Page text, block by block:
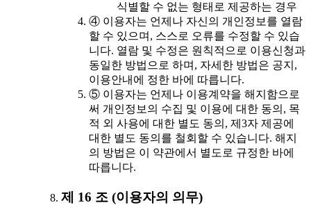
식별할 수 없는 형태로 제공하는 경우
④ 이용자는 언제나 자신의 개인정보를 열람
할 수 있으며, 스스로 오류를 수정할 수 있습
니다. 열람 및 수정은 원칙적으로 이용신청과
동일한 방법으로 하며, 자세한 방법은 공지,
이용안내에 정한 바에 따릅니다.
⑤ 이용자는 언제나 이용계약을 해지함으로
써 개인정보의 수집 및 이용에 대한 동의, 목
적 외 사용에 대한 별도 동의, 제3자 제공에
대한 별도 동의를 철회할 수 있습니다. 해지
의 방법은 이 약관에서 별도로 규정한 바에
따릅니다.
제 16 조 (이용자의 의무)